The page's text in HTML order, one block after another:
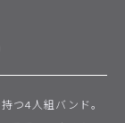
つ4人組バンド。